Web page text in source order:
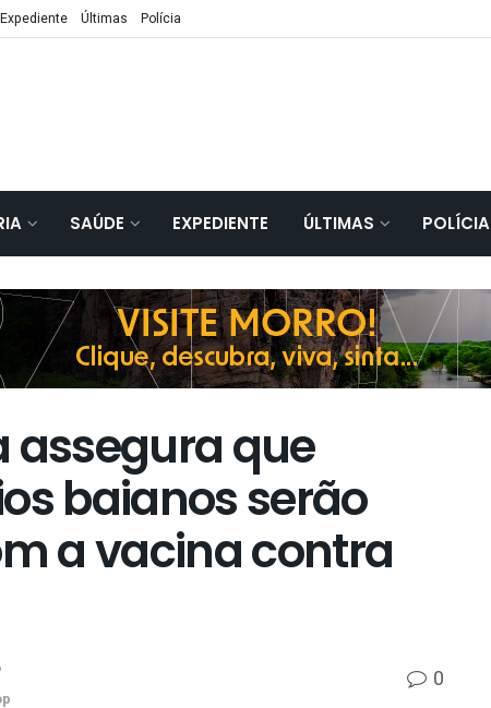
Expediente Últimas Polícia
SAÚDE EXPEDIENTE ÚLTIMAS POLÍCIA
assegura que
baianos serão
a vacina contra
0